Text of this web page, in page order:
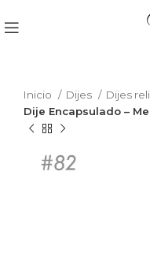
Inicio Dijes Dijes
Dije Encapsulado –